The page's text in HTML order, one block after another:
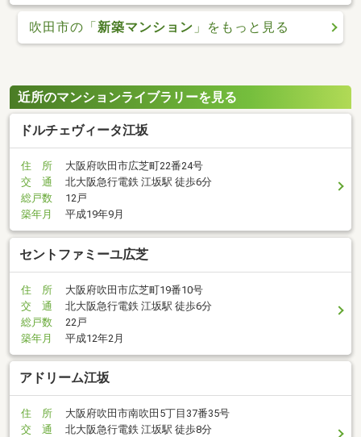
吹田市の「 新築マンション 」をもっと見る
近所のマンションライブラリーを見る
ドルチェヴィータ江坂
住 所
大阪府吹田市広芝町22番24号
交 通
北大阪急行電鉄 江坂駅 徒歩6分
総戸数
12戸
築年月
平成19年9月
セントファミーユ広芝
住 所
大阪府吹田市広芝町19番10号
交 通
北大阪急行電鉄 江坂駅 徒歩6分
総戸数
22戸
築年月
平成12年2月
アドリーム江坂
住 所
大阪府吹田市南吹田5丁目37番35号
交 通
北大阪急行電鉄 江坂駅 徒歩8分